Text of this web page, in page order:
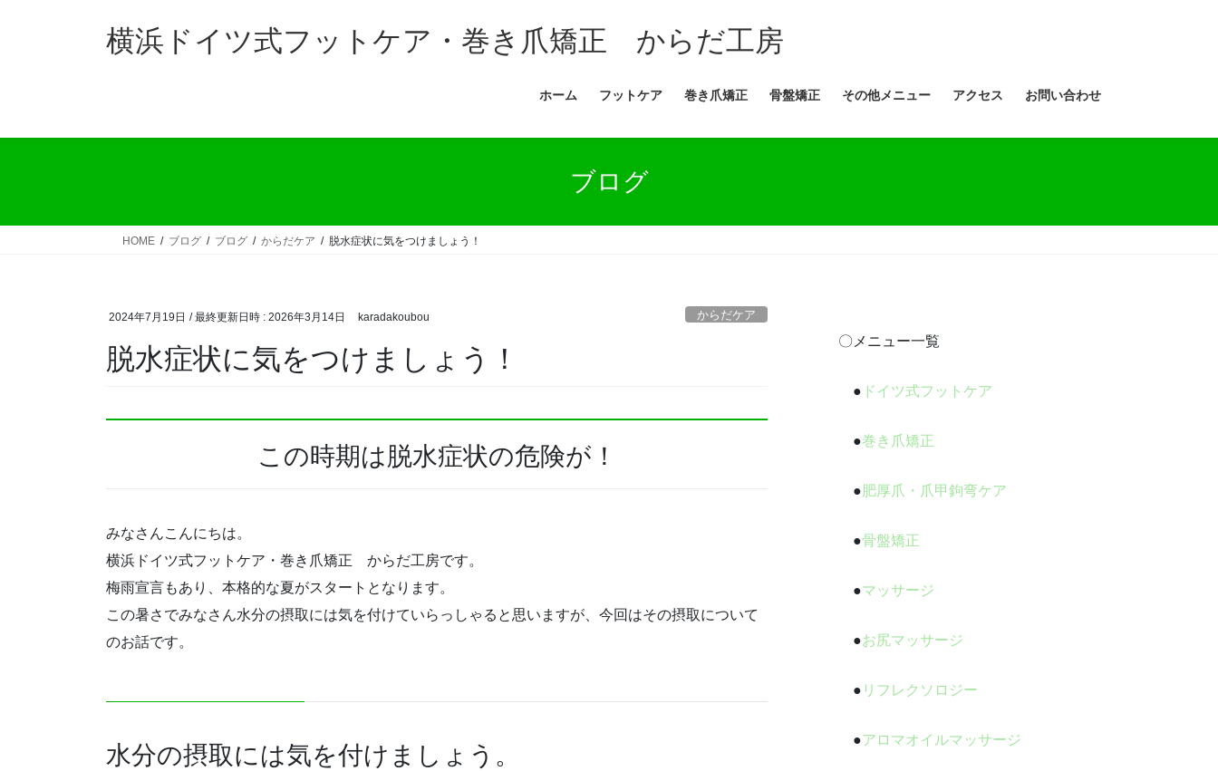
ス
ン
横浜ドイツ式フットケア・巻き爪矯正 からだ工房
ホーム フットケア 巻き爪矯正 骨盤矯正 その他メニュー アクセス お問い合わせ
ブログ
HOME ブログ ブログ からだケア 脱水症状に気をつけましょう！
2024年7月19日 / 最終更新日時 : 2026年3月14日 karadakoubou からだケア
脱水症状に気をつけましょう！
この時期は脱水症状の危険が！
みなさんこんにちは。
横浜ドイツ式フットケア・巻き爪矯正 からだ工房です。
梅雨宣言もあり、本格的な夏がスタートとなります。
この暑さでみなさん水分の摂取には気を付けていらっしゃると思いますが、今回はその摂取について
のお話です。
水分の摂取には気を付けましょう。
〇メニュー一覧
● ドイツ式フットケア
●巻き爪矯正
● 肥厚爪・爪甲鉤弯ケア
●骨盤矯正
●マッサージ
●お尻マッサージ
● リフレクソロジー
●アロマオイルマッサージ